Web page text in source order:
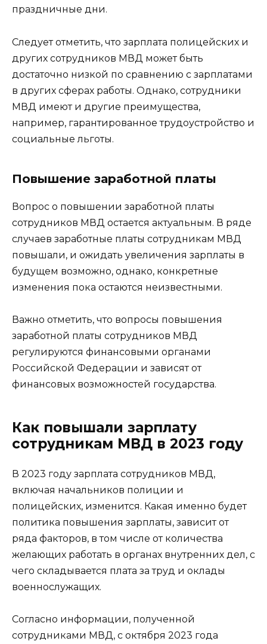
праздничные дни.
Следует отметить, что зарплата полицейских и
других сотрудников МВД может быть
достаточно низкой по сравнению с зарплатами
в других сферах работы. Однако, сотрудники
МВД имеют и другие преимущества,
например, гарантированное трудоустройство и
социальные льготы.
Повышение заработной платы
Вопрос о повышении заработной платы
сотрудников МВД остается актуальным. В ряде
случаев заработные платы сотрудникам МВД
повышали, и ожидать увеличения зарплаты в
будущем возможно, однако, конкретные
изменения пока остаются неизвестными.
Важно отметить, что вопросы повышения
заработной платы сотрудников МВД
регулируются финансовыми органами
Российской Федерации и зависят от
финансовых возможностей государства.
Как повышали зарплату
сотрудникам МВД в 2023 году
В 2023 году зарплата сотрудников МВД,
включая начальников полиции и
полицейских, изменится. Какая именно будет
политика повышения зарплаты, зависит от
ряда факторов, в том числе от количества
желающих работать в органах внутренних дел, с
чего складывается плата за труд и оклады
военнослужащих.
Согласно информации, полученной
сотрудниками МВД, с октября 2023 года